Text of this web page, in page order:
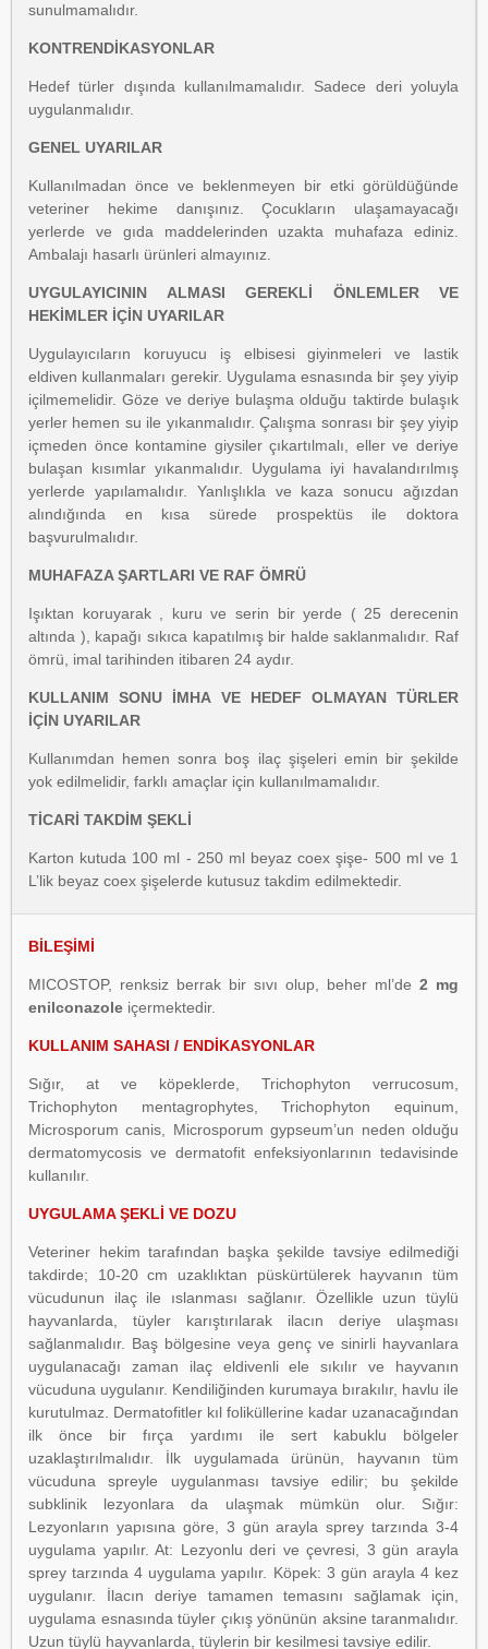
sunulmamalıdır.
KONTRENDİKASYONLAR
Hedef türler dışında kullanılmamalıdır. Sadece deri yoluyla
uygulanmalıdır.
GENEL UYARILAR
Kullanılmadan önce ve beklenmeyen bir etki görüldüğünde
veteriner hekime danışınız. Çocukların ulaşamayacağı
yerlerde ve gıda maddelerinden uzakta muhafaza ediniz.
Ambalajı hasarlı ürünleri almayınız.
UYGULAYICININ ALMASI GEREKLİ ÖNLEMLER VE
HEKİMLER İÇİN UYARILAR
Uygulayıcıların koruyucu iş elbisesi giyinmeleri ve lastik
eldiven kullanmaları gerekir. Uygulama esnasında bir şey yiyip
içilmemelidir. Göze ve deriye bulaşma olduğu taktirde bulaşık
yerler hemen su ile yıkanmalıdır. Çalışma sonrası bir şey yiyip
içmeden önce kontamine giysiler çıkartılmalı, eller ve deriye
bulaşan kısımlar yıkanmalıdır. Uygulama iyi havalandırılmış
yerlerde yapılamalıdır. Yanlışlıkla ve kaza sonucu ağızdan
alındığında en kısa sürede prospektüs ile doktora
başvurulmalıdır.
MUHAFAZA ŞARTLARI VE RAF ÖMRÜ
Işıktan koruyarak , kuru ve serin bir yerde ( 25 derecenin
altında ), kapağı sıkıca kapatılmış bir halde saklanmalıdır. Raf
ömrü, imal tarihinden itibaren 24 aydır.
KULLANIM SONU İMHA VE HEDEF OLMAYAN TÜRLER
İÇİN UYARILAR
Kullanımdan hemen sonra boş ilaç şişeleri emin bir şekilde
yok edilmelidir, farklı amaçlar için kullanılmamalıdır.
TİCARİ TAKDİM ŞEKLİ
Karton kutuda 100 ml - 250 ml beyaz coex şişe- 500 ml ve 1
L’lik beyaz coex şişelerde kutusuz takdim edilmektedir.
BİLEŞİMİ
MICOSTOP, renksiz berrak bir sıvı olup, beher ml’de 2 mg
enilconazole içermektedir.
KULLANIM SAHASI / ENDİKASYONLAR
Sığır, at ve köpeklerde, Trichophyton verrucosum,
Trichophyton mentagrophytes, Trichophyton equinum,
Microsporum canis, Microsporum gypseum’un neden olduğu
dermatomycosis ve dermatofit enfeksiyonlarının tedavisinde
kullanılır.
UYGULAMA ŞEKLİ VE DOZU
Veteriner hekim tarafından başka şekilde tavsiye edilmediği
takdirde; 10-20 cm uzaklıktan püskürtülerek hayvanın tüm
vücudunun ilaç ile ıslanması sağlanır. Özellikle uzun tüylü
hayvanlarda, tüyler karıştırılarak ilacın deriye ulaşması
sağlanmalıdır. Baş bölgesine veya genç ve sinirli hayvanlara
uygulanacağı zaman ilaç eldivenli ele sıkılır ve hayvanın
vücuduna uygulanır. Kendiliğinden kurumaya bırakılır, havlu ile
kurutulmaz. Dermatofitler kıl foliküllerine kadar uzanacağından
ilk önce bir fırça yardımı ile sert kabuklu bölgeler
uzaklaştırılmalıdır. İlk uygulamada ürünün, hayvanın tüm
vücuduna spreyle uygulanması tavsiye edilir; bu şekilde
subklinik lezyonlara da ulaşmak mümkün olur. Sığır:
Lezyonların yapısına göre, 3 gün arayla sprey tarzında 3-4
uygulama yapılır. At: Lezyonlu deri ve çevresi, 3 gün arayla
sprey tarzında 4 uygulama yapılır. Köpek: 3 gün arayla 4 kez
uygulanır. İlacın deriye tamamen temasını sağlamak için,
uygulama esnasında tüyler çıkış yönünün aksine taranmalıdır.
Uzun tüylü hayvanlarda, tüylerin bir kesilmesi tavsiye edilir.